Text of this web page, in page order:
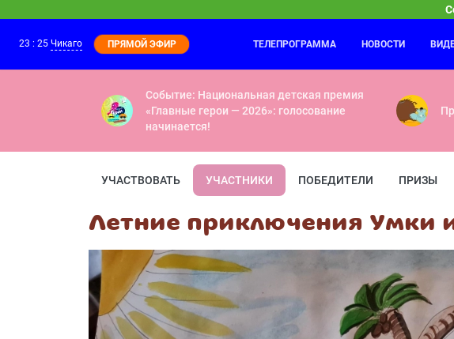
23:25
Чик-зарядка
23 : 25 Чикаго ПРЯМОЙ ЭФИР ТЕЛЕПРОГРАММА НОВОСТИ
Событие: Национальная детская премия
«Главные герои — 2026»: голосование
начинается!
УЧАСТВОВАТЬ УЧАСТНИКИ ПОБЕДИТЕЛИ ПРИЗЫ
Летние приключения Умки